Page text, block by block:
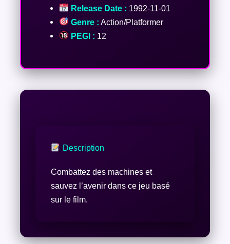
Release Date : 1992-11-01
Genre : Action/Platformer
PEGI : 12
Description
Combattez des machines et
sauvez l’avenir dans ce jeu basé
sur le film.